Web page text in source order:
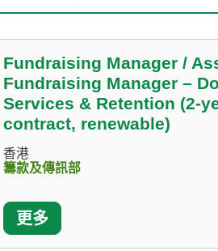
Fundraising Manager /
Fundraising Manager –
Services & Retention (2-
contract, renewable)
香港
籌款及傳訊部
更多